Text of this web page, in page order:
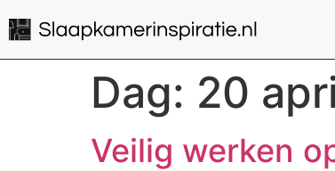
Dag: 20
Veilig werken